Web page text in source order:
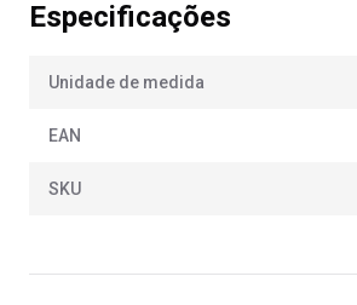
Especificações
Unidade de medida
EAN
SKU